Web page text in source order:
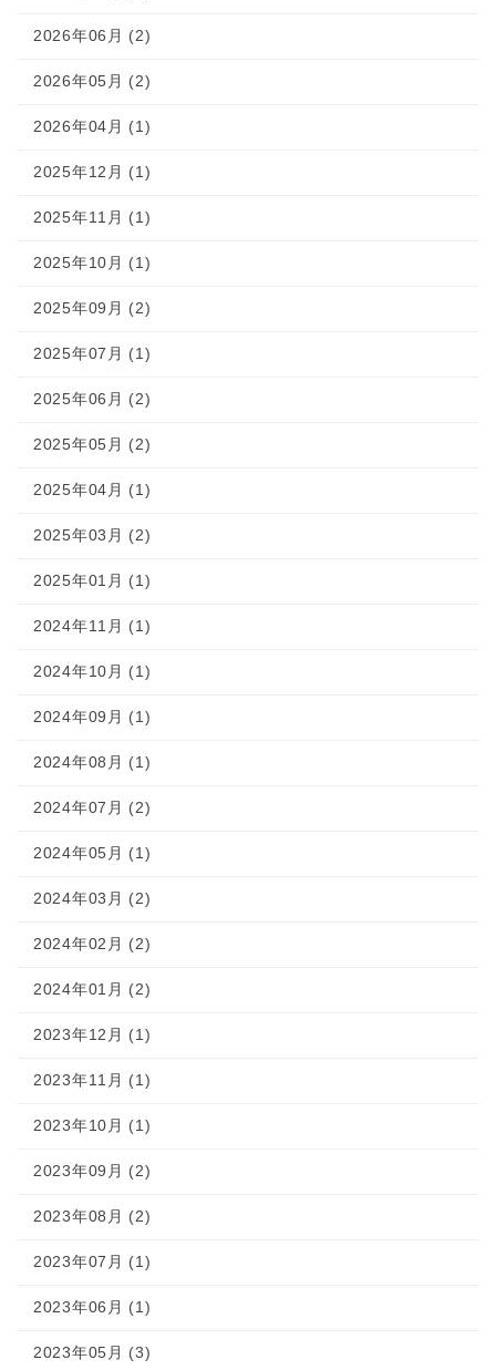
2026年06月 (2)
2026年05月 (2)
2026年04月 (1)
2025年12月 (1)
2025年11月 (1)
2025年10月 (1)
2025年09月 (2)
2025年07月 (1)
2025年06月 (2)
2025年05月 (2)
2025年04月 (1)
2025年03月 (2)
2025年01月 (1)
2024年11月 (1)
2024年10月 (1)
2024年09月 (1)
2024年08月 (1)
2024年07月 (2)
2024年05月 (1)
2024年03月 (2)
2024年02月 (2)
2024年01月 (2)
2023年12月 (1)
2023年11月 (1)
2023年10月 (1)
2023年09月 (2)
2023年08月 (2)
2023年07月 (1)
2023年06月 (1)
2023年05月 (3)